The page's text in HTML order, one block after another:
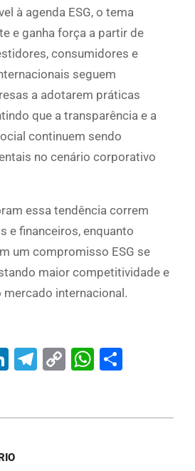
à agenda ESG, o tema
e ganha força a partir de
consumidores e
seguem
a adotarem práticas
que a transparência e a
continuem sendo
no cenário corporativo
essa tendência correm
e financeiros, enquanto
um compromisso ESG se
maior competitividade e
internacional.
LinkedIn
Telegram
Copy